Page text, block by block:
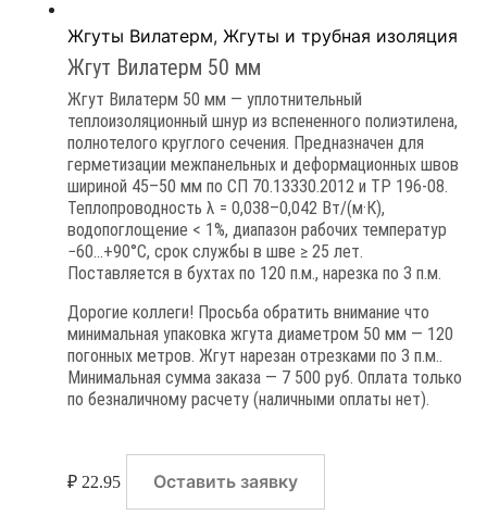
Жгуты Вилатерм,Жгуты и трубная изоляция
Жгут Вилатерм 50 мм
Жгут Вилатерм 50 мм — уплотнительный
теплоизоляционный шнур из вспененного полиэтилена,
полнотелого круглого сечения. Предназначен для
герметизации межпанельных и деформационных швов
шириной 45–50 мм по СП 70.13330.2012 и ТР 196-08.
Теплопроводность λ = 0,038–0,042 Вт/(м·К),
водопоглощение < 1%, диапазон рабочих температур
−60…+90°C, срок службы в шве ≥ 25 лет.
Поставляется в бухтах по 120 п.м., нарезка по 3 п.м.
Дорогие коллеги! Просьба обратить внимание что
минимальная упаковка жгута диаметром 50 мм — 120
погонных метров. Жгут нарезан отрезками по 3 п.м..
Минимальная сумма заказа — 7 500 руб. Оплата только
по безналичному расчету (наличными оплаты нет).
₽ 22.95 Оставить заявку